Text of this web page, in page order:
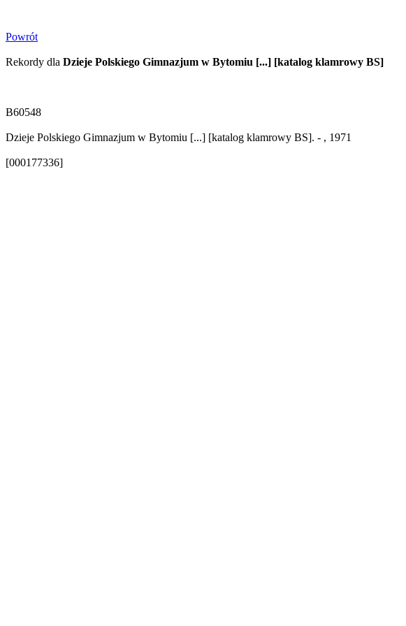
Powrót
Rekordy dla Dzieje Polskiego Gimnazjum w Bytomiu [...] [katalog klamrowy BS]
B60548
Dzieje Polskiego Gimnazjum w Bytomiu [...] [katalog klamrowy BS]. - , 1971
[000177336]